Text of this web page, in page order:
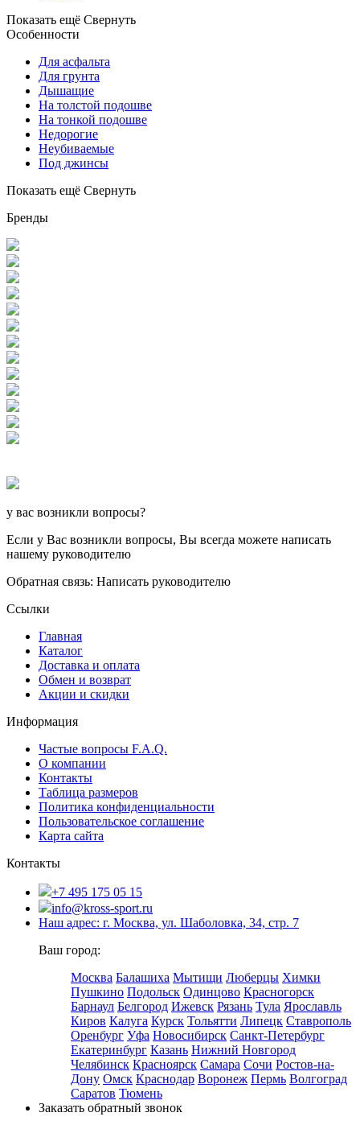
Показать ещё Свернуть
Особенности
Для асфальта
Для грунта
Дышащие
На толстой подошве
На тонкой подошве
Недорогие
Неубиваемые
Под джинсы
Показать ещё Свернуть
Бренды
у вас возникли вопросы?
Если у Вас возникли вопросы, Вы всегда можете написать
нашему руководителю
Обратная связь: Написать руководителю
Ссылки
Главная
Каталог
Доставка и оплата
Обмен и возврат
Акции и скидки
Информация
Частые вопросы F.A.Q.
О компании
Контакты
Таблица размеров
Политика конфиденциальности
Пользовательское соглашение
Карта сайта
Контакты
+7 495 175 05 15
info@kross-sport.ru
Наш адрес: г. Москва, ул. Шаболовка, 34, стр. 7
Ваш город:
Москва Балашиха Мытищи Люберцы Химки
Пушкино Подольск Одинцово Красногорск
Барнаул Белгород Ижевск Рязань Тула Ярославль
Киров Калуга Курск Тольятти Липецк Ставрополь
Оренбург Уфа Новосибирск Санкт-Петербург
Екатеринбург Казань Нижний Новгород
Челябинск Красноярск Самара Сочи Ростов-на-
Дону Омск Краснодар Воронеж Пермь Волгоград
Саратов Тюмень
Заказать обратный звонок